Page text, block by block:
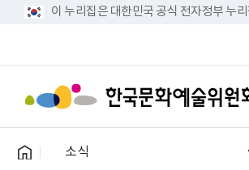
이 누리집은 대한민국 공식 전자정부 누
소식